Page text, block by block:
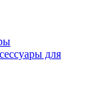
для